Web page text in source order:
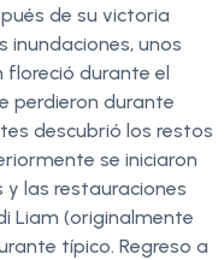
de su victoria
inundaciones, unos
floreció durante el
perdieron durante
descubrió los restos
se iniciaron
y las restauraciones
Liam (originalmente
típico. Regreso a